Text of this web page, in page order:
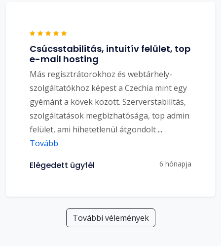
Csúcsstabilitás, intuitív felület, top
e-mail hosting
Más regisztrátorokhoz és webtárhely-
szolgáltatókhoz képest a Czechia mint egy
gyémánt a kövek között. Szerverstabilitás,
szolgáltatások megbízhatósága, top admin
felület, ami hihetetlenül átgondolt...
Tovább
Elégedett ügyfél 6 hónapja
További vélemények